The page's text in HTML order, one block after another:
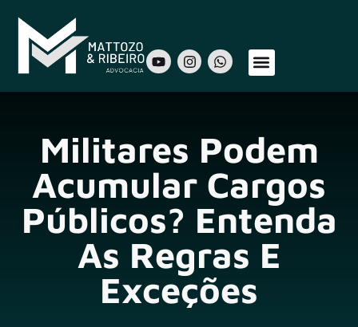
Militares Podem
Acumular Cargos
Públicos? Entenda
As Regras E
Exceções